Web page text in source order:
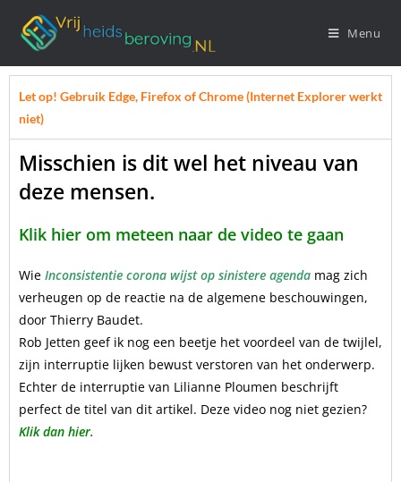
Menu
Let op! Gebruik Edge, Firefox of Chrome (Internet Explorer werkt
niet)
Misschien is dit wel het niveau van
deze mensen.
Klik hier om meteen naar de video te gaan
Wie Inconsistentie corona wijst op sinistere agenda mag zich
verheugen op de reactie na de algemene beschouwingen,
door Thierry Baudet.
Rob Jetten geef ik nog een beetje het voordeel van de twijlel,
zijn interruptie lijken bewust verstoren van het onderwerp.
Echter de interruptie van Lilianne Ploumen beschrijft
perfect de titel van dit artikel. Deze video nog niet gezien?
Klik dan hier.